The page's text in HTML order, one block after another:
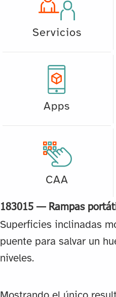
Servicios
Apps
CAA
183015 — Rampas
Superficies inclinadas
puente para salvar un
niveles.